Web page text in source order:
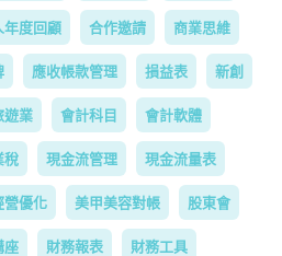
年度回顧 合作邀請 商業思維
應收帳款管理 損益表 新創
遊業 會計科目 會計軟體
稅 現金流管理 現金流量表
營優化 美甲美容對帳 股東會
座 財務報表 財務工具